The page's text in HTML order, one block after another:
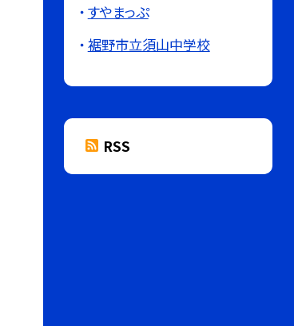
すやまっぷ
裾野市立須山中学校
RSS